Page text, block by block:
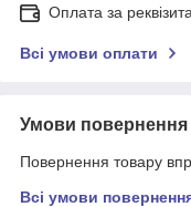
Оплата за
Всі умови оплати
Умови повернення
Повернення товару
Всі умови